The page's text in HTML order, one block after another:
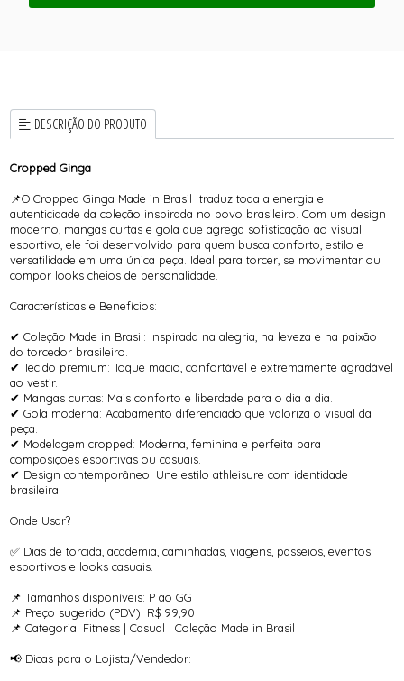
DESCRIÇÃO DO PRODUTO
Cropped Ginga
📌O Cropped Ginga Made in Brasil traduz toda a energia e
autenticidade da coleção inspirada no povo brasileiro. Com um design
moderno, mangas curtas e gola que agrega sofisticação ao visual
esportivo, ele foi desenvolvido para quem busca conforto, estilo e
versatilidade em uma única peça. Ideal para torcer, se movimentar ou
compor looks cheios de personalidade.
Características e Benefícios:
✔ Coleção Made in Brasil: Inspirada na alegria, na leveza e na paixão
do torcedor brasileiro.
✔ Tecido premium: Toque macio, confortável e extremamente agradável
ao vestir.
✔ Mangas curtas: Mais conforto e liberdade para o dia a dia.
✔ Gola moderna: Acabamento diferenciado que valoriza o visual da
peça.
✔ Modelagem cropped: Moderna, feminina e perfeita para
composições esportivas ou casuais.
✔ Design contemporâneo: Une estilo athleisure com identidade
brasileira.
Onde Usar?
✅ Dias de torcida, academia, caminhadas, viagens, passeios, eventos
esportivos e looks casuais.
📌 Tamanhos disponíveis: P ao GG
📌 Preço sugerido (PDV): R$ 99,90
📌 Categoria: Fitness | Casual | Coleção Made in Brasil
📢 Dicas para o Lojista/Vendedor: